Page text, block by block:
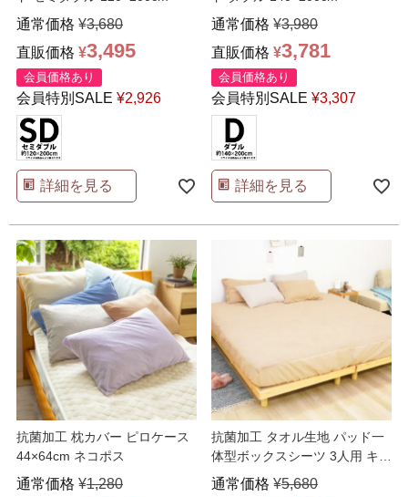
通常価格 ¥3,680
直販価格 ¥3,495
会員価格あり
会員特別SALE ¥2,926
詳細を見る
通常価格 ¥3,980
直販価格 ¥3,781
会員価格あり
会員特別SALE ¥3,307
詳細を見る
抗菌加工 枕カバー ピロケース
44×64cm ネコポス
通常価格 ¥1,280
抗菌加工 タオル生地 パッド一
体型ボックスシーツ 3人用 キン
グ ファミリーサイ
通常価格 ¥5,680